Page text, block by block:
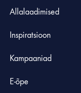
Allalaadimised
Inspiratsioon
Kampaaniad
E-õpe